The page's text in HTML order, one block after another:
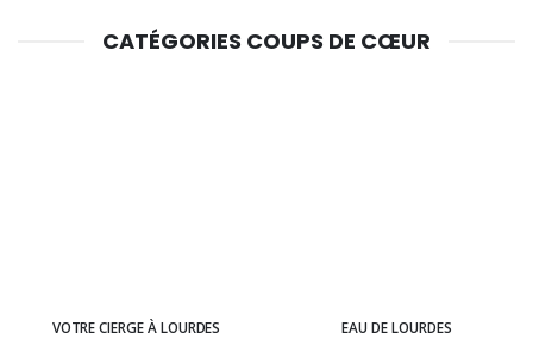
CATÉGORIES COUPS DE CŒUR
VOTRE CIERGE À LOURDES EAU DE LOURDES